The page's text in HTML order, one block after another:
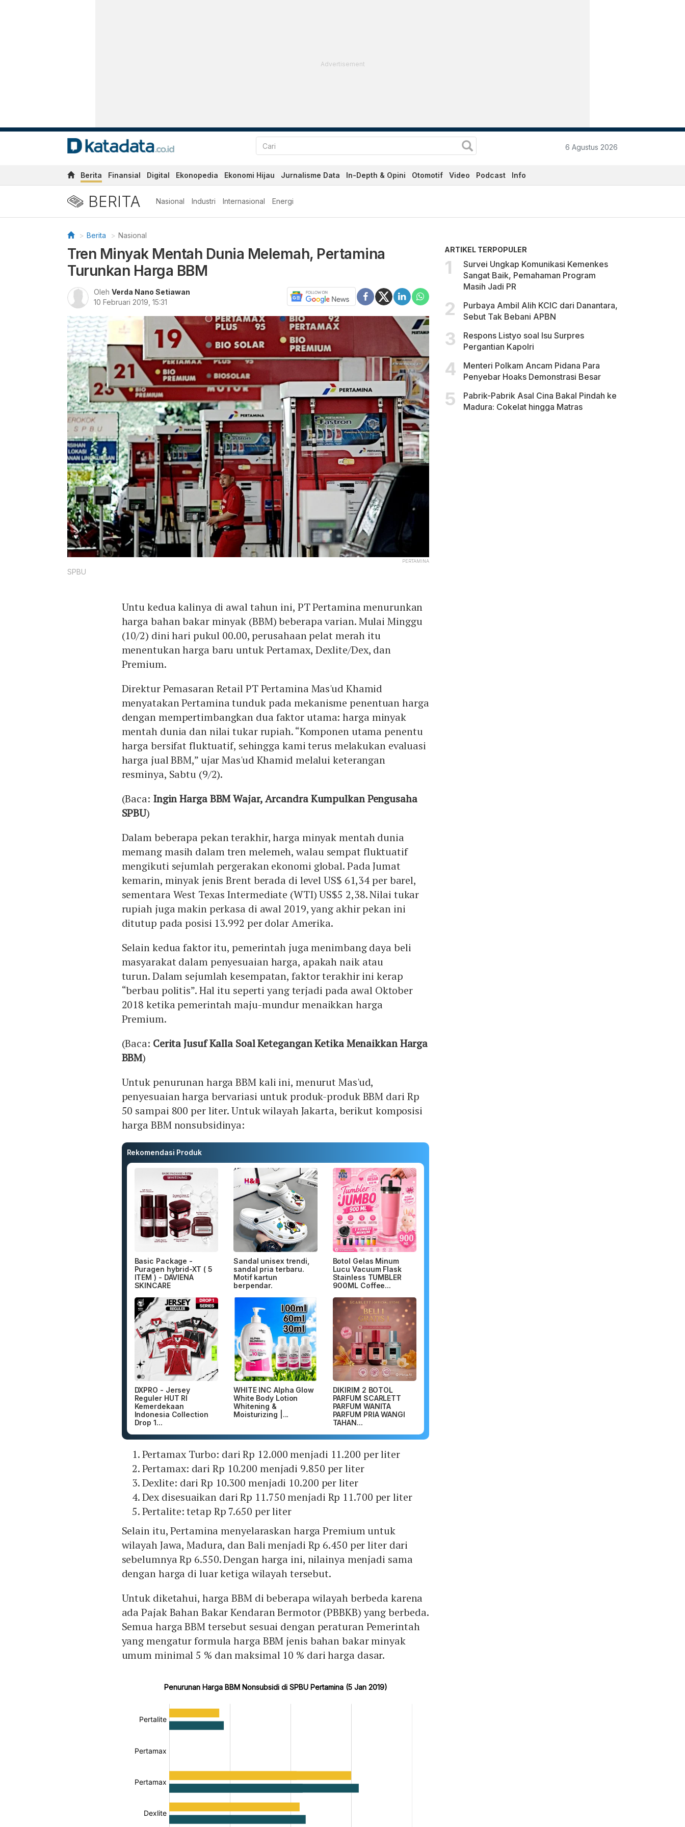
Advertisement
6 Agustus 2026
Berita Finansial Digital Ekonopedia Ekonomi Hijau Jurnalisme Data In-Depth & Opini Otomotif Video Podcast Info
BERITA Nasional Industri Internasional Energi
Berita Nasional
Tren Minyak Mentah Dunia Melemah, Pertamina
Turunkan Harga BBM
Oleh Verda Nano Setiawan
10 Februari 2019, 15:31
PERTAMINA
SPBU
Untu kedua kalinya di awal tahun ini, PT Pertamina menurunkan
harga bahan bakar minyak (BBM) beberapa varian. Mulai Minggu
(10/2) dini hari pukul 00.00, perusahaan pelat merah itu
menentukan harga baru untuk Pertamax, Dexlite/Dex, dan
Premium.
Direktur Pemasaran Retail PT Pertamina Mas'ud Khamid
menyatakan Pertamina tunduk pada mekanisme penentuan harga
dengan mempertimbangkan dua faktor utama: harga minyak
mentah dunia dan nilai tukar rupiah. “Komponen utama penentu
harga bersifat fluktuatif, sehingga kami terus melakukan evaluasi
harga jual BBM,” ujar Mas'ud Khamid melalui keterangan
resminya, Sabtu (9/2).
(Baca: Ingin Harga BBM Wajar, Arcandra Kumpulkan Pengusaha
SPBU)
Dalam beberapa pekan terakhir, harga minyak mentah dunia
memang masih dalam tren melemeh, walau sempat fluktuatif
mengikuti sejumlah pergerakan ekonomi global. Pada Jumat
kemarin, minyak jenis Brent berada di level US$ 61,34 per barel,
sementara West Texas Intermediate (WTI) US$5 2,38. Nilai tukar
rupiah juga makin perkasa di awal 2019, yang akhir pekan ini
ditutup pada posisi 13.992 per dolar Amerika.
Selain kedua faktor itu, pemerintah juga menimbang daya beli
masyarakat dalam penyesuaian harga, apakah naik atau
turun. Dalam sejumlah kesempatan, faktor terakhir ini kerap
“berbau politis”. Hal itu seperti yang terjadi pada awal Oktober
2018 ketika pemerintah maju-mundur menaikkan harga
Premium.
(Baca: Cerita Jusuf Kalla Soal Ketegangan Ketika Menaikkan Harga
BBM)
Untuk penurunan harga BBM kali ini, menurut Mas'ud,
penyesuaian harga bervariasi untuk produk-produk BBM dari Rp
50 sampai 800 per liter. Untuk wilayah Jakarta, berikut komposisi
harga BBM nonsubsidinya:
Rekomendasi Produk
Basic Package -
Puragen hybrid-XT ( 5
ITEM ) - DAVIENA
SKINCARE
Sandal unisex trendi,
sandal pria terbaru.
Motif kartun
berpendar.
Botol Gelas Minum
Lucu Vacuum Flask
Stainless TUMBLER
900ML Coffee...
DXPRO - Jersey
Reguler HUT RI
Kemerdekaan
Indonesia Collection
Drop 1...
WHITE INC Alpha Glow
White Body Lotion
Whitening &
Moisturizing |...
DIKIRIM 2 BOTOL
PARFUM SCARLETT
PARFUM WANITA
PARFUM PRIA WANGI
TAHAN...
Pertamax Turbo: dari Rp 12.000 menjadi 11.200 per liter
Pertamax: dari Rp 10.200 menjadi 9.850 per liter
Dexlite: dari Rp 10.300 menjadi 10.200 per liter
Dex disesuaikan dari Rp 11.750 menjadi Rp 11.700 per liter
Pertalite: tetap Rp 7.650 per liter
Selain itu, Pertamina menyelaraskan harga Premium untuk
wilayah Jawa, Madura, dan Bali menjadi Rp 6.450 per liter dari
sebelumnya Rp 6.550. Dengan harga ini, nilainya menjadi sama
dengan harga di luar ketiga wilayah tersebut.
Untuk diketahui, harga BBM di beberapa wilayah berbeda karena
ada Pajak Bahan Bakar Kendaran Bermotor (PBBKB) yang berbeda.
Semua harga BBM tersebut sesuai dengan peraturan Pemerintah
yang mengatur formula harga BBM jenis bahan bakar minyak
umum minimal 5 % dan maksimal 10 % dari harga dasar.
ARTIKEL TERPOPULER
Survei Ungkap Komunikasi Kemenkes
Sangat Baik, Pemahaman Program
Masih Jadi PR
Purbaya Ambil Alih KCIC dari Danantara,
Sebut Tak Bebani APBN
Respons Listyo soal Isu Surpres
Pergantian Kapolri
Menteri Polkam Ancam Pidana Para
Penyebar Hoaks Demonstrasi Besar
Pabrik-Pabrik Asal Cina Bakal Pindah ke
Madura: Cokelat hingga Matras